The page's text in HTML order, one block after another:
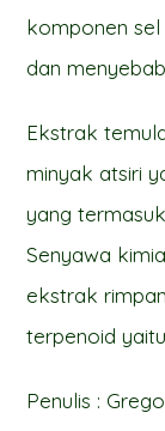
komponen
dan
Ekstrak
minyak atsiri
yang
Senyawa
ekstrak
terpenoid
Penulis :